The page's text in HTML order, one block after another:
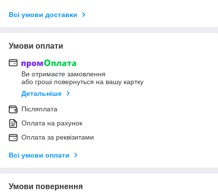
Всі умови доставки
Умови оплати
Ви отримаєте замовлення
або гроші повернуться на вашу картку
Детальніше
Післяплата
Оплата на рахунок
Оплата за реквізитами
Всі умови оплати
Умови повернення